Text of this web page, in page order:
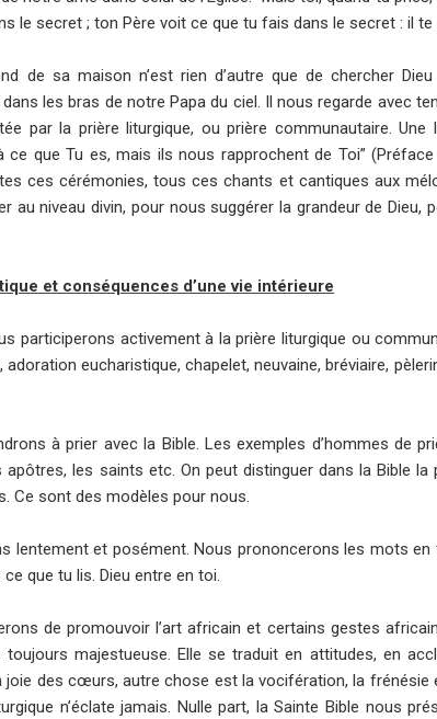
le secret ; ton Père voit ce que tu fais dans le secret : il te
de sa maison n’est rien d’autre que de chercher
les bras de notre Papa du ciel. Il nous regarde avec
par la prière liturgique, ou prière communautaire.
ce que Tu es, mais ils nous rapprochent de Toi”
ces cérémonies, tous ces chants et cantiques aux
au niveau divin, pour nous suggérer la grandeur de
et conséquences d’une vie intérieure
participerons activement à la prière liturgique ou
eucharistique, chapelet, neuvaine, bréviaire,
à prier avec la Bible. Les exemples d’hommes de
apôtres, les saints etc. On peut distinguer dans la Bible la
Ce sont des modèles pour nous.
lentement et posément. Nous prononcerons les mots
que tu lis. Dieu entre en toi.
de promouvoir l’art africain et certains gestes
majestueuse. Elle se traduit en attitudes, en
joie des cœurs, autre chose est la vocifération, la
n’éclate jamais. Nulle part, la Sainte Bible nous